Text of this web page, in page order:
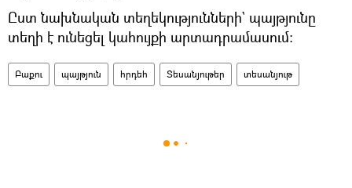
Ըստ նախնական տեղեկությունների` պայթյունը
տեղի է ունեցել կահույքի արտադրամասում։
Բաքու պայթյուն հրդեհ Տեսանյութեր տեսանյութ